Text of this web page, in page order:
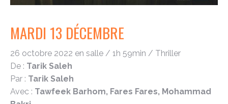
MARDI 13 DÉCEMBRE
26 octobre 2022 en salle / 1h 59min / Thriller
De : Tarik Saleh
Par : Tarik Saleh
Avec : Tawfeek Barhom, Fares Fares, Mohammad